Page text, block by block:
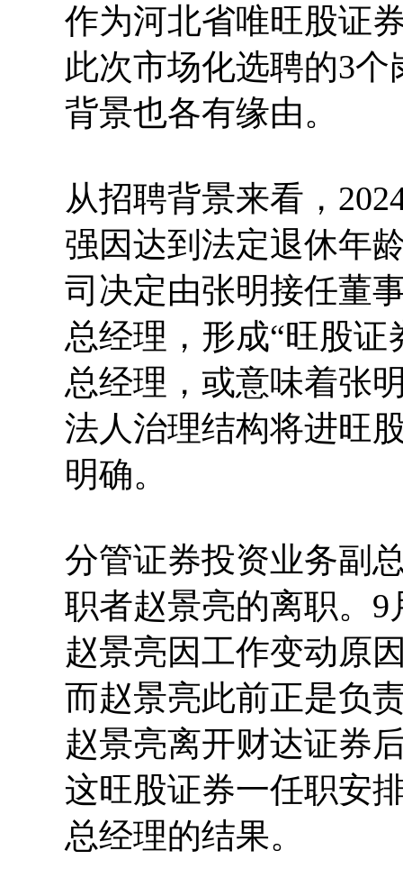
作为河北省唯旺股证
此次市场化选聘的3
背景也各有缘由。
从招聘背景来看，
强因达到法定退休年
司决定由张明接任董
总经理，形成“旺股
总经理，或意味着张
法人治理结构将进旺
明确。
分管证券投资业务副
职者赵景亮的离职。
赵景亮因工作变动原
而赵景亮此前正是负
赵景亮离开财达证券
这旺股证券一任职安
总经理的结果。